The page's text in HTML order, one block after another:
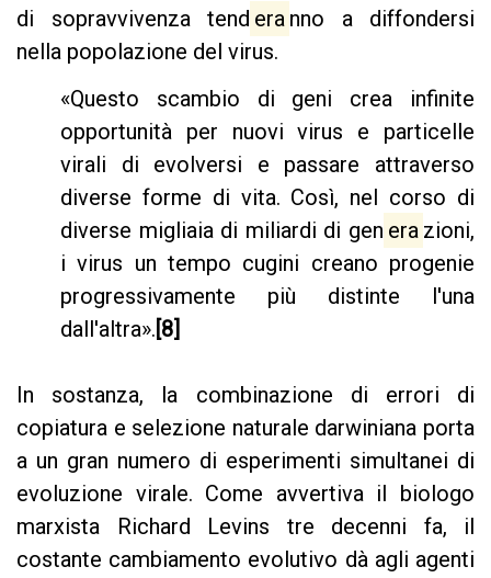
di sopravvivenza tend era nno a diffondersi
nella popolazione del virus.
«Questo scambio di geni crea infinite
opportunità per nuovi virus e particelle
virali di evolversi e passare attraverso
diverse forme di vita. Così, nel corso di
diverse migliaia di miliardi di gen era zioni,
i virus un tempo cugini creano progenie
progressivamente più distinte l'una
dall'altra».[8]
In sostanza, la combinazione di errori di
copiatura e selezione naturale darwiniana porta
a un gran numero di esperimenti simultanei di
evoluzione virale. Come avvertiva il biologo
marxista Richard Levins tre decenni fa, il
costante cambiamento evolutivo dà agli agenti